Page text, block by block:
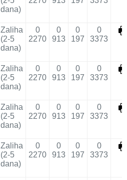
dana)
Zaliha
(2-5
dana)
0
2270
0
913
0
197
0
3373
Zaliha
(2-5
dana)
0
2270
0
913
0
197
0
3373
Zaliha
(2-5
dana)
0
2270
0
913
0
197
0
3373
Zaliha
(2-5
dana)
0
2270
0
913
0
197
0
3373